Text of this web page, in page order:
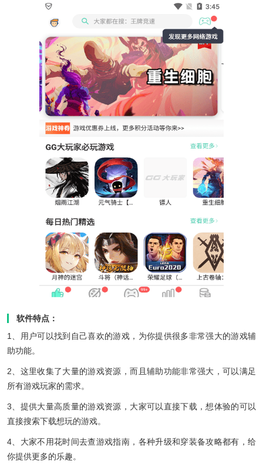
软件特点：
1、用户可以找到自己喜欢的游戏，为你提供很多非常强大的游戏辅
助功能。
2、这里收集了大量的游戏资源，而且辅助功能非常强大，可以满足
所有游戏玩家的需求。
3、提供大量高质量的游戏资源，大家可以直接下载，想体验的可以
直接搜索下载想玩的游戏。
4、大家不用花时间去查游戏指南，各种升级和穿装备攻略都有，给
你提供更多的乐趣。